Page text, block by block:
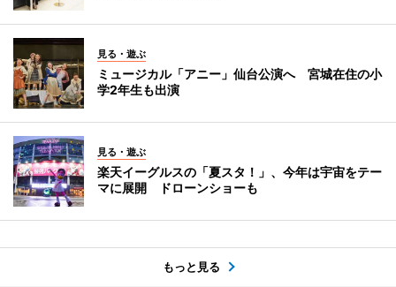
見る・遊ぶ
ミュージカル「アニー」仙台公演へ 宮城在住の小
学2年生も出演
見る・遊ぶ
楽天イーグルスの「夏スタ！」、今年は宇宙をテー
マに展開 ドローンショーも
もっと見る